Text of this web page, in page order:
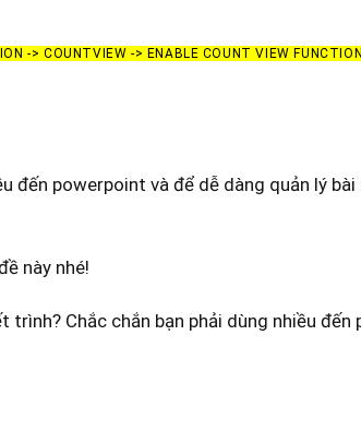
-> COUNTVIEW -> ENABLE COUNT VIEW FUNCTION
đến powerpoint và để dễ dàng quản lý
này nhé!